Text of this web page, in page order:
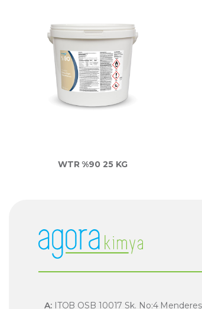
WTR %90 25 KG
A:ITOB OSB 10017 Sk. No:4